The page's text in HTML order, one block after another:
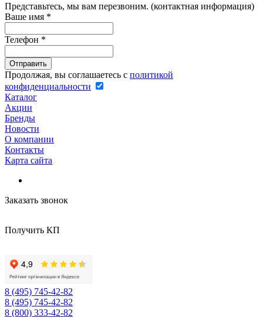
Представьтесь, мы вам перезвоним. (контактная информация)
Ваше имя *
Телефон *
Продолжая, вы соглашаетесь с политикой
конфиденциальности
Каталог
Акции
Бренды
Новости
О компании
Контакты
Карта сайта
Заказать звонок
Получить КП
8 (495) 745-42-82
8 (495) 745-42-82
8 (800) 333-42-82